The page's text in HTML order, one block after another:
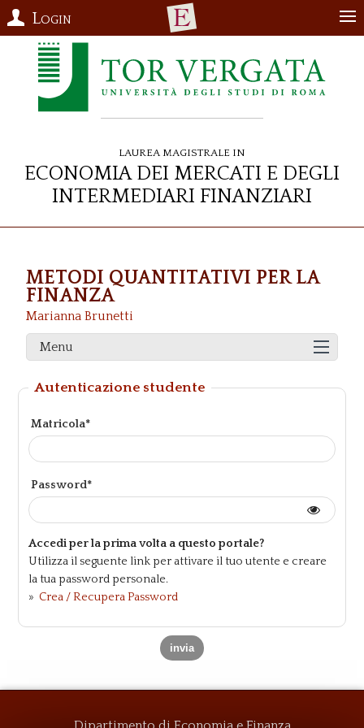
Login
Laurea Magistrale in
Economia dei Mercati e degli
Intermediari Finanziari
METODI QUANTITATIVI PER LA
FINANZA
Marianna Brunetti
Menu
Autenticazione studente
Matricola*
Password*
Accedi per la prima volta a questo portale?
Utilizza il seguente link per attivare il tuo utente e creare
la tua password personale.
» Crea / Recupera Password